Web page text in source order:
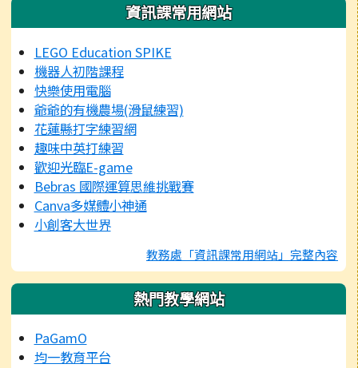
資訊課常用網站
LEGO Education SPIKE
機器人初階課程
快樂使用電腦
爺爺的有機農場(滑鼠練習)
花蓮縣打字練習網
趣味中英打練習
歡迎光臨E-game
Bebras 國際運算思維挑戰賽
Canva多媒體小神通
小創客大世界
教務處「資訊課常用網站」完整內容
熱門教學網站
PaGamO
均一教育平台